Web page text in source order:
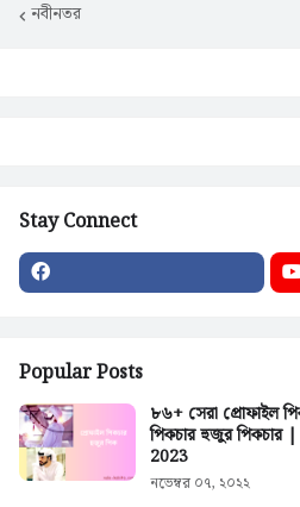
নবীনতর
Stay Connect
Popular Posts
৮৬+ সেরা প্রোফাইল
পিকচার হুজুর
2023
নভেম্বর ০৭, ২০২২